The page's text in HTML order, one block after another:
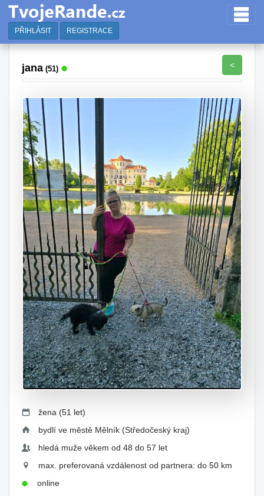
PŘIHLÁSIT REGISTRACE
jana (51) <
žena (51 let)
bydlí ve městě Mělník (Středočeský kraj)
hledá muže věkem od 48 do 57 let
max. preferovaná vzdálenost od partnera: do 50 km
online